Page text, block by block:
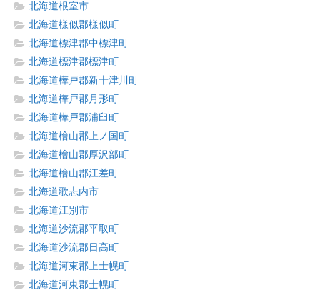
北海道根室市
北海道様似郡様似町
北海道標津郡中標津町
北海道標津郡標津町
北海道樺戸郡新十津川町
北海道樺戸郡月形町
北海道樺戸郡浦臼町
北海道檜山郡上ノ国町
北海道檜山郡厚沢部町
北海道檜山郡江差町
北海道歌志内市
北海道江別市
北海道沙流郡平取町
北海道沙流郡日高町
北海道河東郡上士幌町
北海道河東郡士幌町